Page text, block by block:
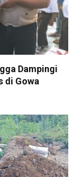
Dampingi
di Gowa